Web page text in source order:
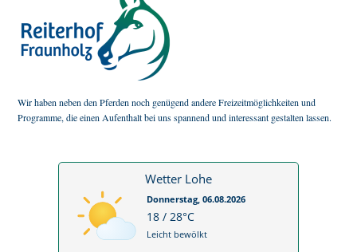
Wir haben neben den Pferden noch genügend andere Freizeitmöglichkeiten und
Programme, die einen Aufenthalt bei uns spannend und interessant gestalten lassen.
Wetter Lohe
Donnerstag, 06.08.2026
18 / 28°C
Leicht bewölkt